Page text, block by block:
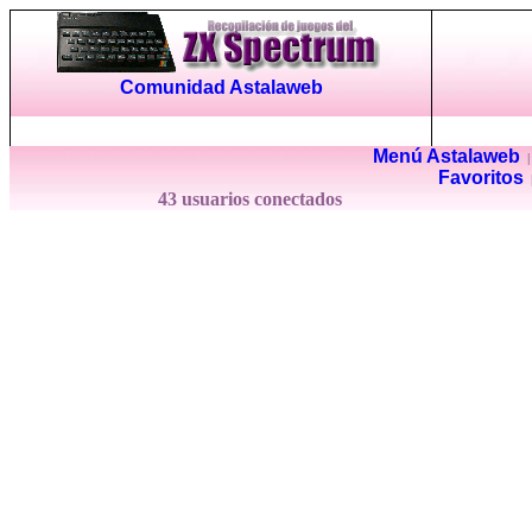
Comunidad Astalaweb
Menú Astalaweb|
Favoritos
43 usuarios conectados